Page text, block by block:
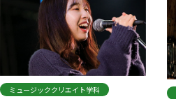
ミュージッククリエイト学科